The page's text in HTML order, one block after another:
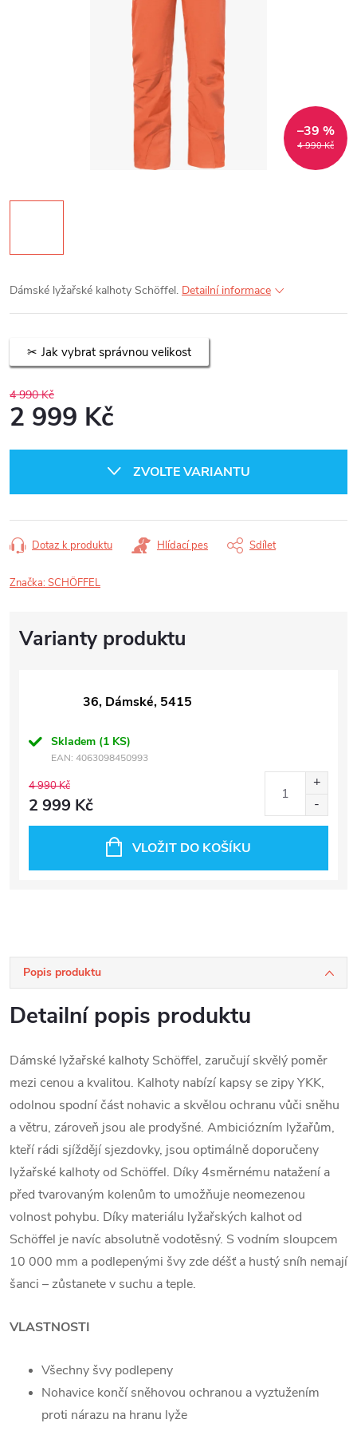
4 990 Kč
–39 %
Dámské lyžařské kalhoty Schöffel. Detailní informace
Jak vybrat správnou velikost
4 990 Kč
2 999 Kč
ZVOLTE VARIANTU
Dotaz k produktu Hlídací pes Sdílet
Značka:SCHÖFFEL
36, Dámské, 5415
Skladem (1 KS)
EAN: 4063098450993
4 990 Kč
2 999 Kč
VLOŽIT DO KOŠÍKU
Popis produktu
Detailní popis produktu
Dámské lyžařské kalhoty Schöffel, zaručují skvělý poměr
mezi cenou a kvalitou. Kalhoty nabízí kapsy se zipy YKK,
odolnou spodní část nohavic a skvělou ochranu vůči sněhu
a větru, zároveň jsou ale prodyšné. Ambiciózním lyžařům,
kteří rádi sjíždějí sjezdovky, jsou optimálně doporučeny
lyžařské kalhoty od Schöffel. Díky 4směrnému natažení a
před tvarovaným kolenům to umožňuje neomezenou
volnost pohybu. Díky materiálu lyžařských kalhot od
Schöffel je navíc absolutně vodotěsný. S vodním sloupcem
10 000 mm a podlepenými švy zde déšť a hustý sníh nemají
šanci – zůstanete v suchu a teple.
VLASTNOSTI
Všechny švy podlepeny
Nohavice končí sněhovou ochranou a vyztužením
proti nárazu na hranu lyže